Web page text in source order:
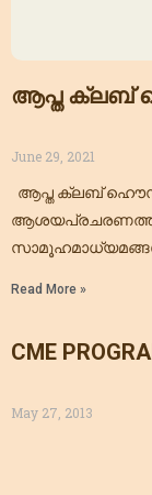
ആപ്ത ക്ലബ്
June 29, 2021
ആപ്ത ക്ലബ് ഹൌസ്
Read More »
CME
May 27, 2013